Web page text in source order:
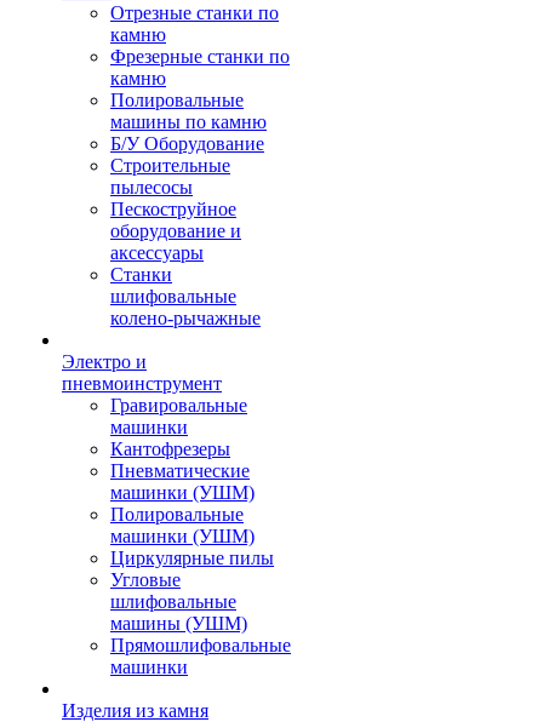
Отрезные станки по
камню
Фрезерные станки по
камню
Полировальные
машины по камню
Б/У Оборудование
Строительные
пылесосы
Пескоструйное
оборудование и
аксессуары
Станки
шлифовальные
колено-рычажные
Электро и
пневмоинструмент
Гравировальные
машинки
Кантофрезеры
Пневматические
машинки (УШМ)
Полировальные
машинки (УШМ)
Циркулярные пилы
Угловые
шлифовальные
машины (УШМ)
Прямошлифовальные
машинки
Изделия из камня